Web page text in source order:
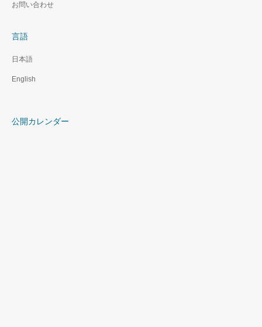
お問い合わせ
言語
日本語
English
公開カレンダー